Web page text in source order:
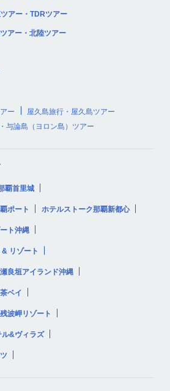
アー・TDRツアー
アー・北陸ツアー
ー
屋久島旅行・屋久島ツアー
与論島（ヨロン島）ツアー
覇首里城
ポート ホテルストーク那覇新都心
ト沖縄
リゾート
良垣アイランド沖縄
ベイ
波岬リゾート
ル&ヴィラズ